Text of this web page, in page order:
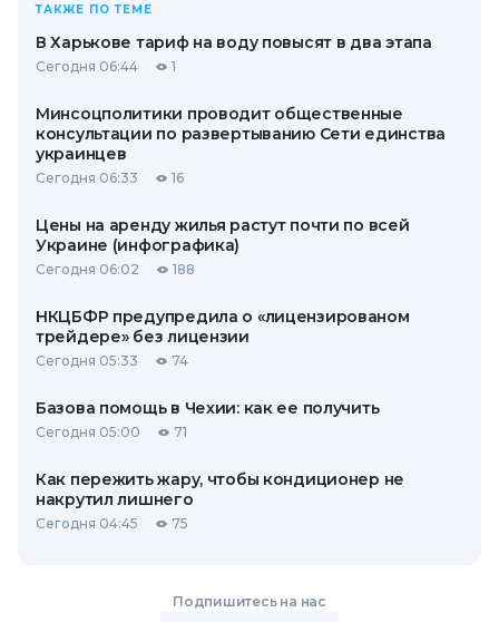
ТАКЖЕ ПО ТЕМЕ
В Харькове тариф на воду повысят в два этапа
Сегодня 06:44 1
Минсоцполитики проводит общественные
консультации по развертыванию Сети единства
украинцев
Сегодня 06:33 16
Цены на аренду жилья растут почти по всей
Украине (инфографика)
Сегодня 06:02 188
НКЦБФР предупредила о «лицензированом
трейдере» без лицензии
Сегодня 05:33 74
Базова помощь в Чехии: как ее получить
Сегодня 05:00 71
Как пережить жару, чтобы кондиционер не
накрутил лишнего
Сегодня 04:45 75
Подпишитесь на нас